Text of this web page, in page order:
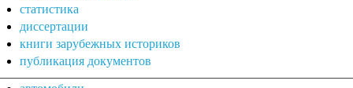
статистика
диссертации
книги зарубежных историков
публикация документов